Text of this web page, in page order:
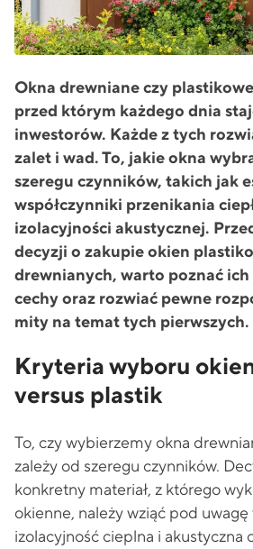
Okna drewniane czy
przed którym każdego dnia
inwestorów. Każde z tych
zalet i wad. To, jakie okna
szeregu czynników, takich jak
współczynniki przenikania
izolacyjności akustycznej.
decyzji o zakupie okien
drewnianych, warto poznać
cechy oraz rozwiać pewne
mity na temat tych pierwszych.
Kryteria wyboru
versus plastik
To, czy wybierzemy okna
zależy od szeregu czynników.
konkretny materiał, z którego
okienne, należy wziąć pod
izolacyjność cieplna i akustyczna